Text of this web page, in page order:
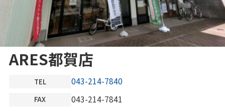
ARES都賀店
TEL 043-214-7840
FAX 043-214-7841